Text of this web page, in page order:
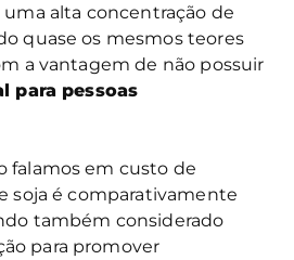
alta concentração de
quase os mesmos teores
a vantagem de não possuir
para pessoas
falamos em custo de
soja é comparativamente
também considerado
para promover